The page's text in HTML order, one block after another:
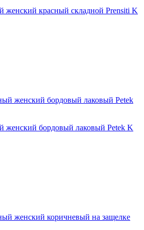
женский красный складной Prensiti K
женский бордовый лаковый Petek K